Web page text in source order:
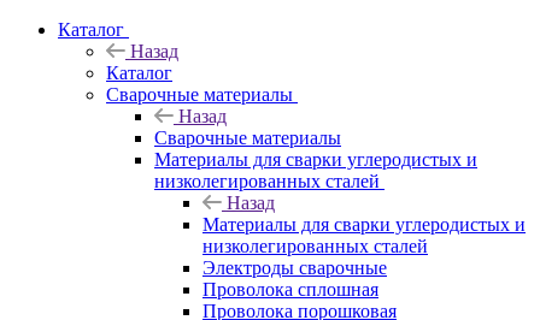
Каталог
Назад
Каталог
Сварочные материалы
Назад
Сварочные материалы
Материалы для сварки углеродистых и
низколегированных сталей
Назад
Материалы для сварки углеродистых и
низколегированных сталей
Электроды сварочные
Проволока сплошная
Проволока порошковая